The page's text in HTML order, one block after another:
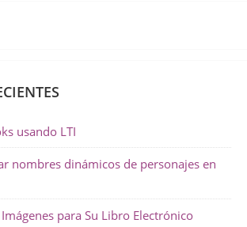
usando LTI
nombres dinámicos de personajes en
para Su Libro Electrónico